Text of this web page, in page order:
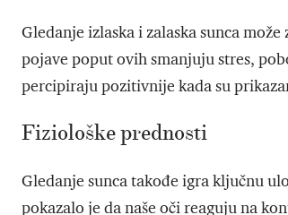
Gledanje izlaska i zalaska sunca
pojave poput ovih smanjuju stres,
percipiraju pozitivnije kada su
Fiziološke prednosti
Gledanje sunca takođe igra ključnu
pokazalo je da naše oči reaguju na